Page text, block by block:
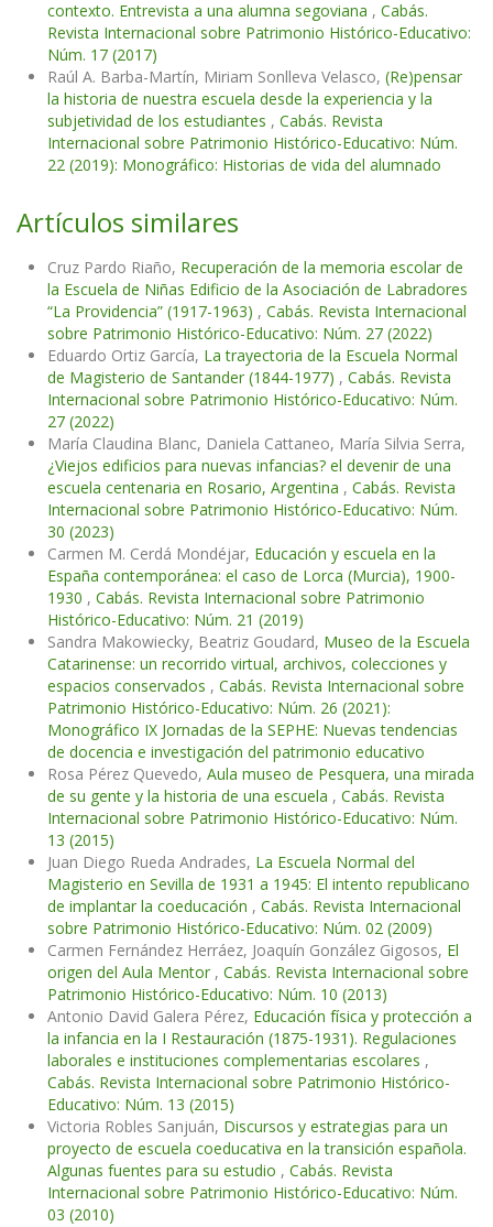
contexto. Entrevista a una alumna segoviana , Cabás.
Revista Internacional sobre Patrimonio Histórico-Educativo:
Núm. 17 (2017)
Raúl A. Barba-Martín, Miriam Sonlleva Velasco, (Re)pensar
la historia de nuestra escuela desde la experiencia y la
subjetividad de los estudiantes , Cabás. Revista
Internacional sobre Patrimonio Histórico-Educativo: Núm.
22 (2019): Monográfico: Historias de vida del alumnado
Artículos similares
Cruz Pardo Riaño, Recuperación de la memoria escolar de
la Escuela de Niñas Edificio de la Asociación de Labradores
“La Providencia” (1917-1963) , Cabás. Revista Internacional
sobre Patrimonio Histórico-Educativo: Núm. 27 (2022)
Eduardo Ortiz García, La trayectoria de la Escuela Normal
de Magisterio de Santander (1844-1977) , Cabás. Revista
Internacional sobre Patrimonio Histórico-Educativo: Núm.
27 (2022)
María Claudina Blanc, Daniela Cattaneo, María Silvia Serra,
¿Viejos edificios para nuevas infancias? el devenir de una
escuela centenaria en Rosario, Argentina , Cabás. Revista
Internacional sobre Patrimonio Histórico-Educativo: Núm.
30 (2023)
Carmen M. Cerdá Mondéjar, Educación y escuela en la
España contemporánea: el caso de Lorca (Murcia), 1900-
1930 , Cabás. Revista Internacional sobre Patrimonio
Histórico-Educativo: Núm. 21 (2019)
Sandra Makowiecky, Beatriz Goudard, Museo de la Escuela
Catarinense: un recorrido virtual, archivos, colecciones y
espacios conservados , Cabás. Revista Internacional sobre
Patrimonio Histórico-Educativo: Núm. 26 (2021):
Monográfico IX Jornadas de la SEPHE: Nuevas tendencias
de docencia e investigación del patrimonio educativo
Rosa Pérez Quevedo, Aula museo de Pesquera, una mirada
de su gente y la historia de una escuela , Cabás. Revista
Internacional sobre Patrimonio Histórico-Educativo: Núm.
13 (2015)
Juan Diego Rueda Andrades, La Escuela Normal del
Magisterio en Sevilla de 1931 a 1945: El intento republicano
de implantar la coeducación , Cabás. Revista Internacional
sobre Patrimonio Histórico-Educativo: Núm. 02 (2009)
Carmen Fernández Herráez, Joaquín González Gigosos, El
origen del Aula Mentor , Cabás. Revista Internacional sobre
Patrimonio Histórico-Educativo: Núm. 10 (2013)
Antonio David Galera Pérez, Educación física y protección a
la infancia en la I Restauración (1875-1931). Regulaciones
laborales e instituciones complementarias escolares ,
Cabás. Revista Internacional sobre Patrimonio Histórico-
Educativo: Núm. 13 (2015)
Victoria Robles Sanjuán, Discursos y estrategias para un
proyecto de escuela coeducativa en la transición española.
Algunas fuentes para su estudio , Cabás. Revista
Internacional sobre Patrimonio Histórico-Educativo: Núm.
03 (2010)